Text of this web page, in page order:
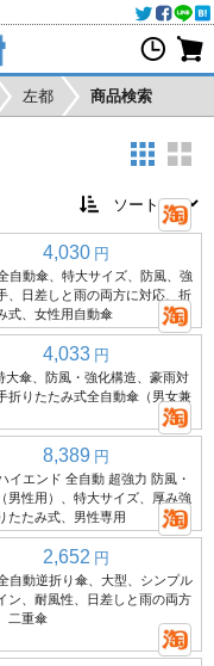
左都 商品検索
4,030 円
自動傘、特大サイズ、防風、強
、日差しと雨の両方に対応、折
式、女性用自動傘
4,033 円
大傘、防風・強化構造、豪雨対
折りたたみ式全自動傘（男女兼
8,389 円
イエンド 全自動 超強力 防風・
男性用）、特大サイズ、厚み強
たたみ式、男性専用
2,652 円
自動逆折り傘、大型、シンプル
ン、耐風性、日差しと雨の両方
二重傘